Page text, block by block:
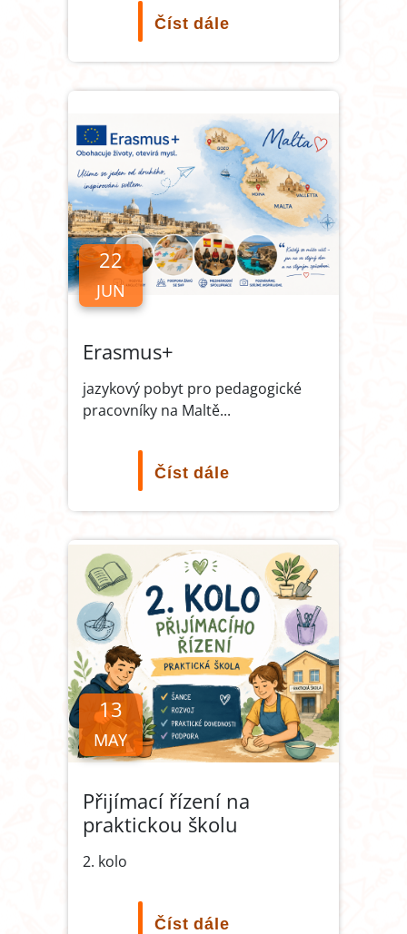
Číst dále
22
JUN
Erasmus+
jazykový pobyt pro pedagogické
pracovníky na Maltě...
Číst dále
13
MAY
Přijímací řízení na
praktickou školu
2. kolo
Číst dále